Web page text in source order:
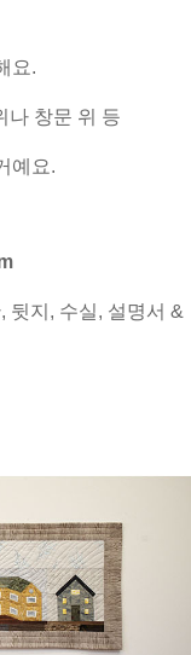
요.
나 창문 위 등
예요.
뒷지, 수실, 설명서 &